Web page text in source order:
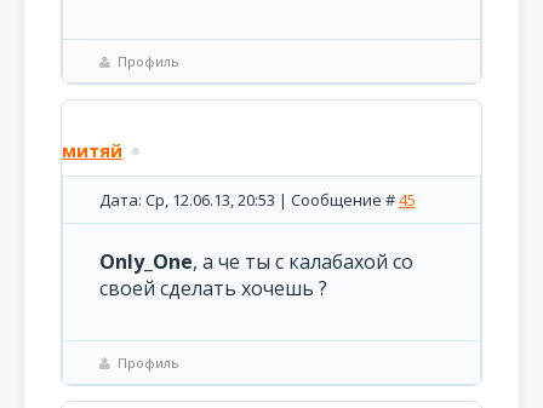
Профиль
митяй
Дата: Ср, 12.06.13, 20:53 | Сообщение #45
Only_One, а че ты с калабахой со
своей сделать хочешь ?
Профиль